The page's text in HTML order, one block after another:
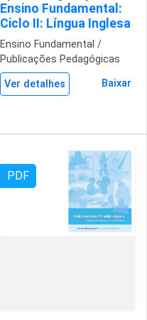
Ensino Fundamental:
Ciclo II: Língua Inglesa
Ensino Fundamental /
Publicações Pedagógicas
Ver detalhes Baixar
PDF